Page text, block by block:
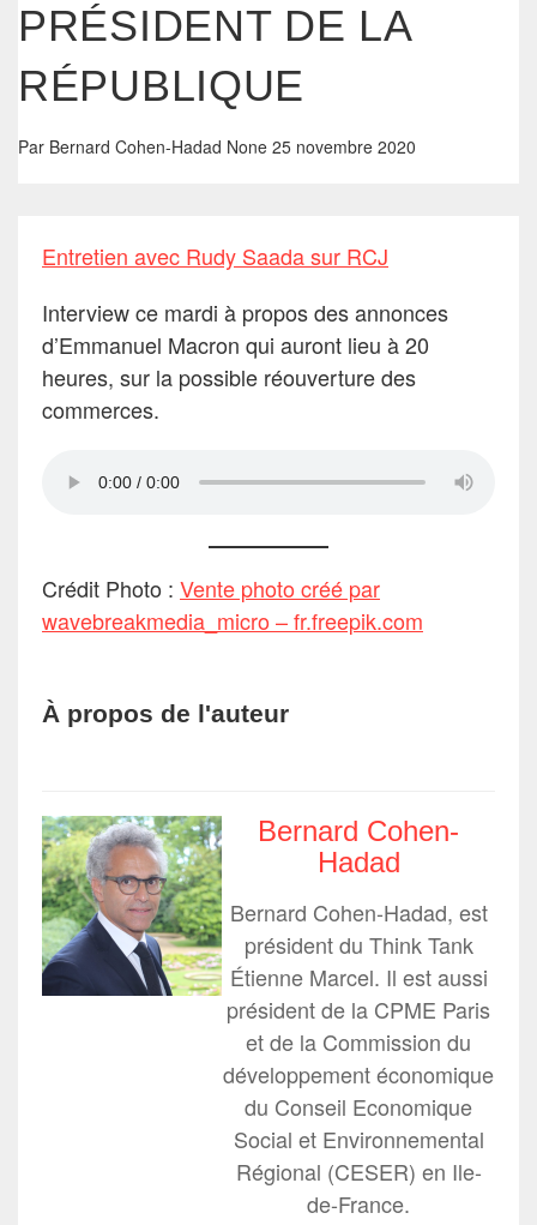
PRÉSIDENT DE LA
RÉPUBLIQUE
Par Bernard Cohen-Hadad None 25 novembre 2020
Entretien avec Rudy Saada sur RCJ
Interview ce mardi à propos des annonces
d’Emmanuel Macron qui auront lieu à 20
heures, sur la possible réouverture des
commerces.
Crédit Photo : Vente photo créé par
wavebreakmedia_micro – fr.freepik.com
À propos de l'auteur
Bernard Cohen-
Hadad
Bernard Cohen-Hadad, est
président du Think Tank
Étienne Marcel. Il est aussi
président de la CPME Paris
et de la Commission du
développement économique
du Conseil Economique
Social et Environnemental
Régional (CESER) en Ile-
de-France.